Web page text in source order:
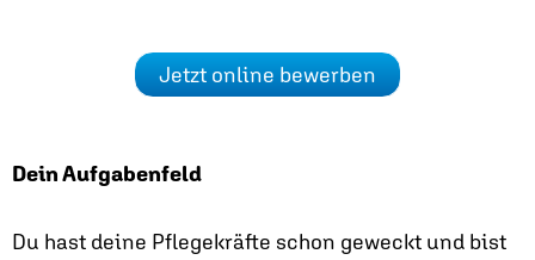
Jetzt online bewerben
Dein Aufgabenfeld
Du hast deine Pflegekräfte schon geweckt und bist